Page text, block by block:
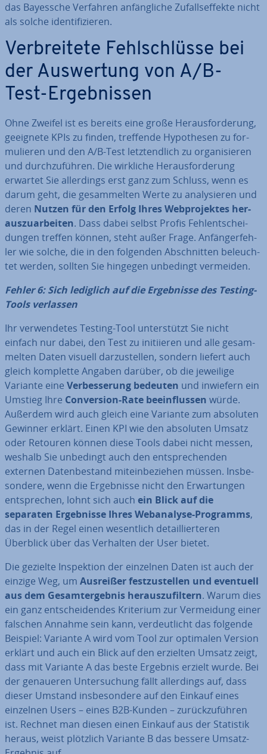
das Bayessche Verfahren an­fäng­li­che Zu­falls­ef­fek­te nicht
als solche iden­ti­fi­zie­ren.
Ver­brei­te­te Fehl­schlüs­se bei
der Aus­wer­tung von A/B-
Test-Er­geb­nis­sen
Ohne Zweifel ist es bereits eine große Her­aus­for­de­rung,
geeignete KPIs zu finden, treffende Hy­po­the­sen zu for­
mu­lie­ren und den A/B-Test letzt­end­lich zu or­ga­ni­sie­ren
und durch­zu­füh­ren. Die wirkliche Her­aus­for­de­rung
erwartet Sie al­ler­dings erst ganz zum Schluss, wenn es
darum geht, die ge­sam­mel­ten Werte zu ana­ly­sie­ren und
deren Nutzen für den Erfolg Ihres Web­pro­jek­tes her­
aus­zu­ar­bei­ten. Dass dabei selbst Profis Fehl­ent­schei­
dun­gen treffen können, steht außer Frage. An­fän­ger­feh­
ler wie solche, die in den folgenden Ab­schnit­ten be­leuch­
tet werden, sollten Sie hingegen unbedingt vermeiden.
Fehler 6: Sich lediglich auf die Er­geb­nis­se des Testing-
Tools verlassen
Ihr ver­wen­de­tes Testing-Tool un­ter­stützt Sie nicht
einfach nur dabei, den Test zu in­iti­ie­ren und alle ge­sam­
mel­ten Daten visuell dar­zu­stel­len, sondern liefert auch
gleich komplette Angaben darüber, ob die jeweilige
Variante eine Ver­bes­se­rung bedeuten und inwiefern ein
Umstieg Ihre Con­ver­si­on-Rate be­ein­flus­sen würde.
Außerdem wird auch gleich eine Variante zum absoluten
Gewinner erklärt. Einen KPI wie den absoluten Umsatz
oder Retouren können diese Tools dabei nicht messen,
weshalb Sie unbedingt auch den ent­spre­chen­den
externen Da­ten­be­stand mit­ein­be­zie­hen müssen. Ins­be­
son­de­re, wenn die Er­geb­nis­se nicht den Er­war­tun­gen
ent­spre­chen, lohnt sich auch ein Blick auf die
separaten Er­geb­nis­se Ihres Web­ana­ly­se-Programms,
das in der Regel einen we­sent­lich de­tail­lier­te­ren
Überblick über das Verhalten der User bietet.
Die gezielte In­spek­ti­on der einzelnen Daten ist auch der
einzige Weg, um Ausreißer fest­zu­stel­len und eventuell
aus dem Ge­samt­ergeb­nis her­aus­zu­fil­tern. Warum dies
ein ganz ent­schei­den­des Kriterium zur Ver­mei­dung einer
falschen Annahme sein kann, ver­deut­licht das folgende
Beispiel: Variante A wird vom Tool zur optimalen Version
erklärt und auch ein Blick auf den erzielten Umsatz zeigt,
dass mit Variante A das beste Ergebnis erzielt wurde. Bei
der genaueren Un­ter­su­chung fällt al­ler­dings auf, dass
dieser Umstand ins­be­son­de­re auf den Einkauf eines
einzelnen Users – eines B2B-Kunden – zu­rück­zu­füh­ren
ist. Rechnet man diesen einen Einkauf aus der Statistik
heraus, weist plötzlich Variante B das bessere Umsatz-